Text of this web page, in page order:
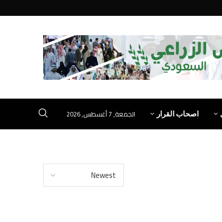
اصحاب القرار الجمعة, 7 أغسطس, 2026